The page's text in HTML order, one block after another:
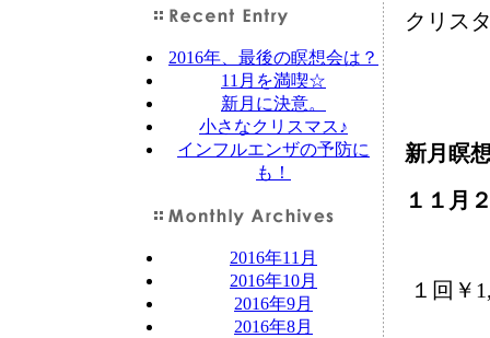
2016年、最後の瞑想会は？
11月を満喫☆
新月に決意。
小さなクリスマス♪
インフルエンザの予防に
も！
2016年11月
2016年10月
2016年9月
2016年8月
クリス
新月
１１月
１回￥